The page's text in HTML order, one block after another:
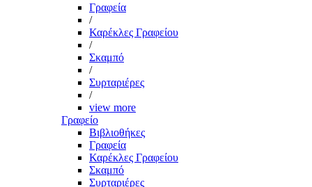
Γραφεία
/
Καρέκλες Γραφείου
/
Σκαμπό
/
Συρταριέρες
/
view more
Γραφείο
Βιβλιοθήκες
Γραφεία
Καρέκλες Γραφείου
Σκαμπό
Συρταριέρες